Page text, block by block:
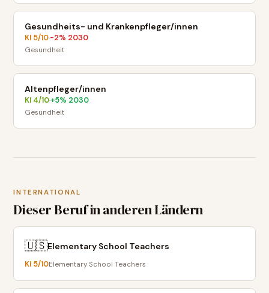
Gesundheits- und Krankenpfleger/innen
KI 5/10·-2% 2030
Gesundheit
Altenpfleger/innen
KI 4/10·+5% 2030
Gesundheit
INTERNATIONAL
Dieser Beruf in anderen Ländern
🇺🇸Elementary School Teachers
KI 5/10Elementary School Teachers